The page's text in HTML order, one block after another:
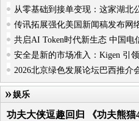
从零基础到接单变现：这家湖北
传讯拓展强化美国新闻稿发布网
共启AI Token时代新生态 中国电
安全是新的市场准入：Kigen 引
2026北京绿色发展论坛巴西推介
娱乐
功夫大侠逗趣回归 《功夫熊猫